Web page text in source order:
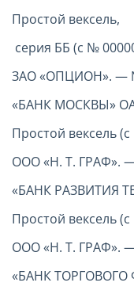
Простой вексель,
серия ББ (с №
ЗАО «ОПЦИОН». —
«БАНК МОСКВЫ»
Простой вексель
ООО «Н. Т. ГРАФ».
«БАНК РАЗВИТИЯ
Простой вексель
ООО «Н. Т. ГРАФ».
«БАНК